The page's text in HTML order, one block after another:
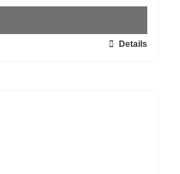
Details